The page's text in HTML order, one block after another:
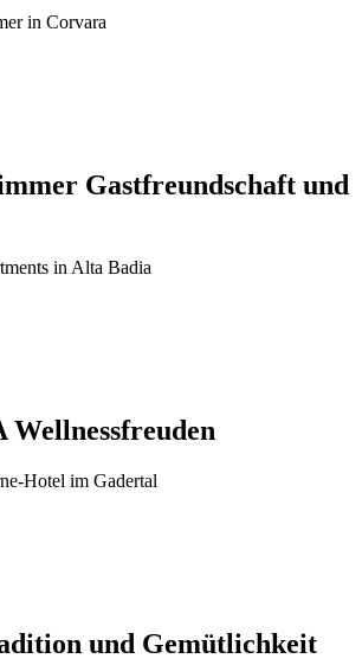
Gastfreundschaft und
Wellnessfreuden
und Gemütlichkeit